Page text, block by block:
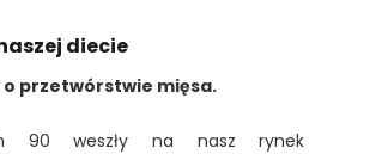
diecie
o przetwórstwie mięsa.
90 weszły na nasz rynek